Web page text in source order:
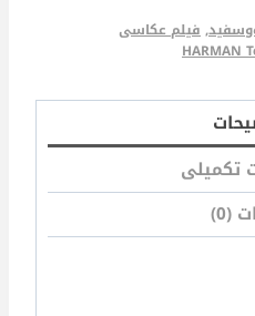
,فیلم عکاسی
HARMAN
تکمیلی
(0)